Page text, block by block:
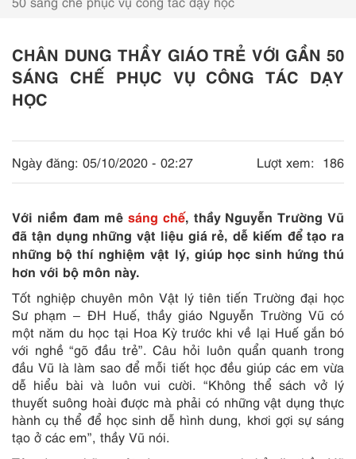
CHÂN DUNG THẦY GIÁO TRẺ VỚI GẦN 50
SÁNG CHẾ PHỤC VỤ CÔNG TÁC DẠY
HỌC
Ngày đăng: 05/10/2020 - 02:27 Lượt xem: 186
Với niềm đam mêsáng chế, thầy Nguyễn Trường Vũ
đã tận dụng những vật liệu giá rẻ, dễ kiếm để tạo ra
những bộ thí nghiệm vật lý, giúp học sinh hứng thú
hơn với bộ môn này.
Tốt nghiệp chuyên môn Vật lý tiên tiến Trường đại học
Sư phạm – ĐH Huế, thầy giáo Nguyễn Trường Vũ có
một năm du học tại Hoa Kỳ trước khi về lại Huế gắn bó
với nghề “gõ đầu trẻ”. Câu hỏi luôn quẩn quanh trong
đầu Vũ là làm sao để mỗi tiết học đều giúp các em vừa
dễ hiểu bài và luôn vui cười. “Không thể sách vở lý
thuyết suông hoài được mà phải có những vật dụng thực
hành cụ thể để học sinh dễ hình dung, khơi gợi sự sáng
tạo ở các em”, thầy Vũ nói.